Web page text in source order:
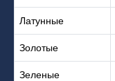
Латунные
Золотые
Зеленые